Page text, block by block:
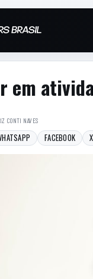
em
CONTI NAVES
FACEBOOK X